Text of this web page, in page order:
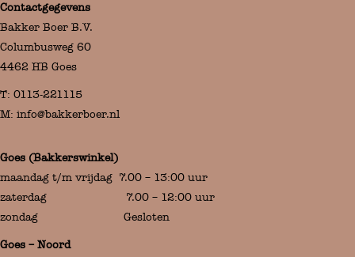
Contactgegevens
Bakker Boer B.V.
Columbusweg 60
4462 HB Goes
T: 0113-221115
M: info@bakkerboer.nl
Goes (Bakkerswinkel)
maandag t/m vrijdag 7.00 – 13:00 uur
zaterdag 7.00 – 12:00 uur
zondag Gesloten
Goes – Noord